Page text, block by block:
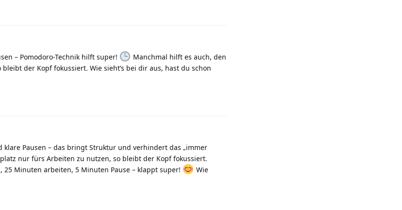
– Pomodoro-Technik hilft super!
Manchmal hilft es auch, den
der Kopf fokussiert. Wie sieht’s bei dir aus, hast du schon
klare Pausen – das bringt Struktur und verhindert das „immer
nur fürs Arbeiten zu nutzen, so bleibt der Kopf fokussiert.
25 Minuten arbeiten, 5 Minuten Pause – klappt super!
Wie